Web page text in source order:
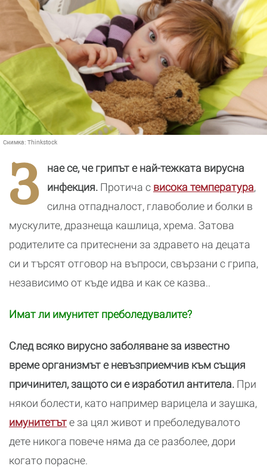
Снимка: Thinkstock
З
нае се, че грипът е най-тежката вирусна
инфекция. Протича с висока температура,
силна отпадналост, главоболие и болки в
мускулите, дразнеща кашлица, хрема. Затова
родителите са притеснени за здравето на децата
си и търсят отговор на въпроси, свързани с грипа,
независимо от къде идва и как се казва..
Имат ли имунитет преболедувалите?
След всяко вирусно заболяване за известно
време организмът е невъзприемчив към същия
причинител, защото си е изработил антитела. При
някои болести, като например варицела и заушка,
имунитетъте за цял живот и преболедувалото
дете никога повече няма да се разболее, дори
когато порасне.